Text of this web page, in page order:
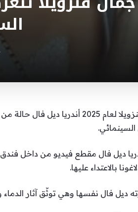
إستحوذت ملكة جمال فنزويلا
ديل فال مقطع فيديو من داخل
بالاعتداء عليها.
ديل فال نفسها وهي توثّق آثار الدماء